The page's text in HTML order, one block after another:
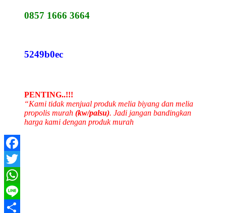
0857 1666 3664
5249b0ec
PENTING..!!!
“Kami tidak menjual produk melia biyang dan melia
propolis murah (kw/palsu). Jadi jangan bandingkan
harga kami dengan produk murah
Facebook
Twitter
WhatsApp
Line